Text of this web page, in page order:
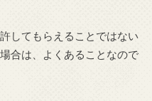
してもらえることではない
合は、よくあることなので